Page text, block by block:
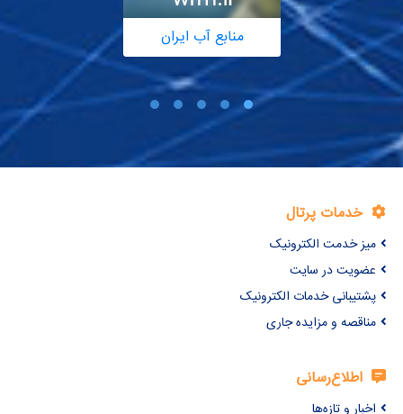
منابع آب ایران
خدمات پرتال
میز خدمت الکترونیک
عضویت در سایت
پشتیبانی خدمات الکترونیک
مناقصه و مزایده جاری
اطلاع‌رسانی
اخبار و تازه‌ها